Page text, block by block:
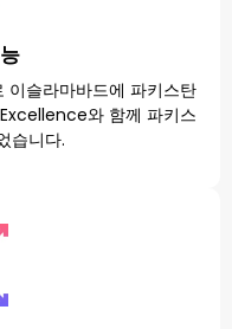
이슬라마바드에 파키스탄
와 함께 파키스
습니다.